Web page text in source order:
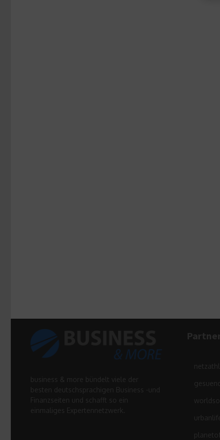
business & more bündelt viele der
besten deutschsprachigen Business -und
Finanzseiten und schafft so ein
einmaliges Expertennetzwerk.